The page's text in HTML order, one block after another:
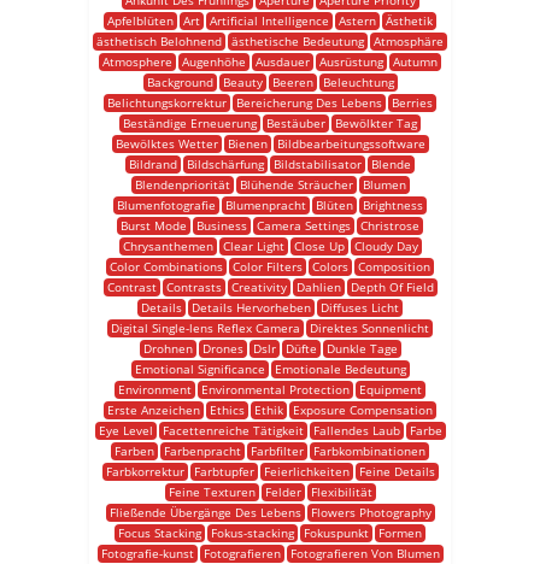
Apfelblüten Art Artificial Intelligence Astern Ästhetik
ästhetisch Belohnend ästhetische Bedeutung Atmosphäre
Atmosphere
Augenhöhe Ausdauer Ausrüstung Autumn
Background
Beauty Beeren
Beleuchtung
Belichtungskorrektur
Bereicherung Des Lebens
Berries
Beständige Erneuerung
Bestäuber
Bewölkter Tag
Bewölktes Wetter
Bienen
Bildbearbeitungssoftware
Bildrand
Bildschärfung Bildstabilisator
Blende
Blendenpriorität
Blühende Sträucher
Blumen
Blumenfotografie
Blumenpracht Blüten
Brightness
Burst Mode
Business Camera Settings Christrose
Chrysanthemen
Clear Light Close Up
Cloudy Day
Color Combinations Color Filters Colors Composition
Contrast
Contrasts Creativity Dahlien
Depth Of Field
Details
Details Hervorheben
Diffuses Licht
Digital Single-lens Reflex Camera
Direktes Sonnenlicht
Drohnen
Drones Dslr Düfte
Dunkle Tage
Emotional Significance
Emotionale Bedeutung
Environment
Environmental Protection
Equipment
Erste Anzeichen
Ethics Ethik
Exposure Compensation
Eye Level
Facettenreiche Tätigkeit Fallendes Laub
Farbe
Farben
Farbenpracht Farbfilter
Farbkombinationen
Farbkorrektur
Farbtupfer Feierlichkeiten
Feine Details
Feine Texturen
Felder
Flexibilität
Fließende Übergänge Des Lebens
Flowers Photography
Focus Stacking
Fokus-stacking Fokuspunkt
Formen
Fotografie-kunst
Fotografieren
Fotografieren Von Blumen